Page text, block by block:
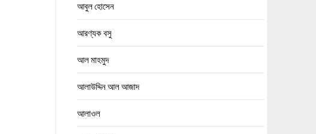
আবুল হোসেন
আরণ্যক বসু
আল মাহমুদ
আলাউদ্দিন আল আজাদ
আলাওল